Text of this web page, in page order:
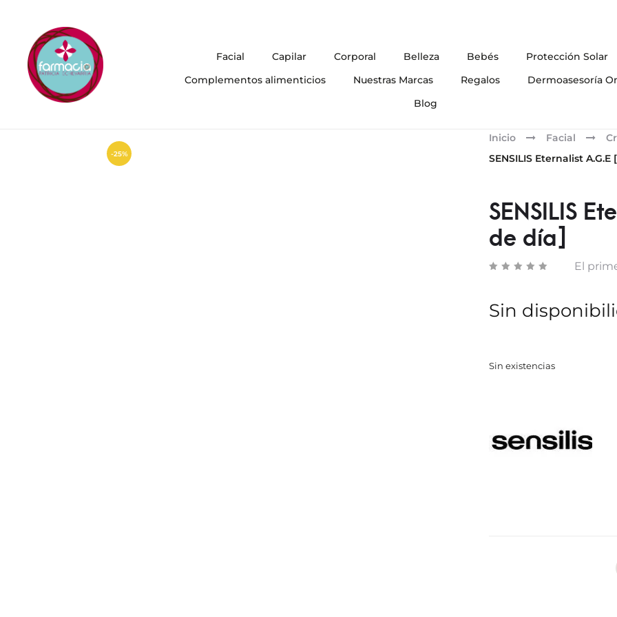
Facial Capilar Corporal Belleza Bebés
Protección Solar
Complementos alimenticios
Nuestras Marcas Regalos
Dermoasesoría
Blog
-25%
Inicio Facial
SENSILIS Eternalist
SENSILIS
de día]
El
Sin
Sin existencias